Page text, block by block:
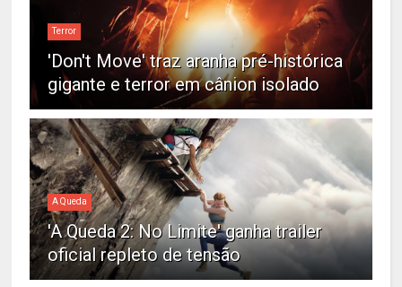
Terror
'Don't Move' traz aranha pré-histórica
gigante e terror em cânion isolado
A Queda
'A Queda 2: No Limite' ganha trailer
oficial repleto de tensão